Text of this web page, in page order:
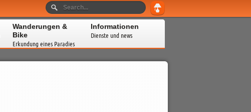
Wanderungen &
Bike
Erkundung eines Paradies
Informationen
Dienste und news